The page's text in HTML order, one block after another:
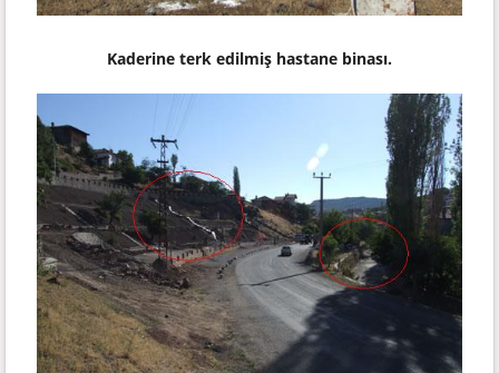
Kaderine terk edilmiş hastane binası.